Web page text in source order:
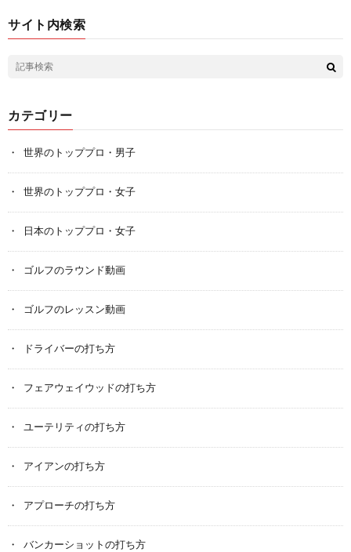
サイト内検索
カテゴリー
世界のトッププロ・男子
世界のトッププロ・女子
日本のトッププロ・女子
ゴルフのラウンド動画
ゴルフのレッスン動画
ドライバーの打ち方
フェアウェイウッドの打ち方
ユーテリティの打ち方
アイアンの打ち方
アプローチの打ち方
バンカーショットの打ち方